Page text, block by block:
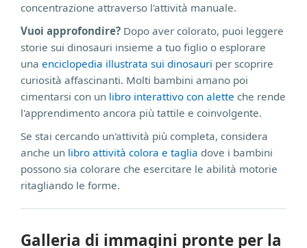
concentrazione attraverso l'attività manuale.
Vuoi approfondire? Dopo aver colorato, puoi leggere
storie sui dinosauri insieme a tuo figlio o esplorare
una enciclopedia illustrata sui dinosauri per scoprire
curiosità affascinanti. Molti bambini amano poi
cimentarsi con un libro interattivo con alette che rende
l'apprendimento ancora più tattile e coinvolgente.
Se stai cercando un'attività più completa, considera
anche un libro attività colora e taglia dove i bambini
possono sia colorare che esercitare le abilità motorie
ritagliando le forme.
Galleria di immagini pronte per la